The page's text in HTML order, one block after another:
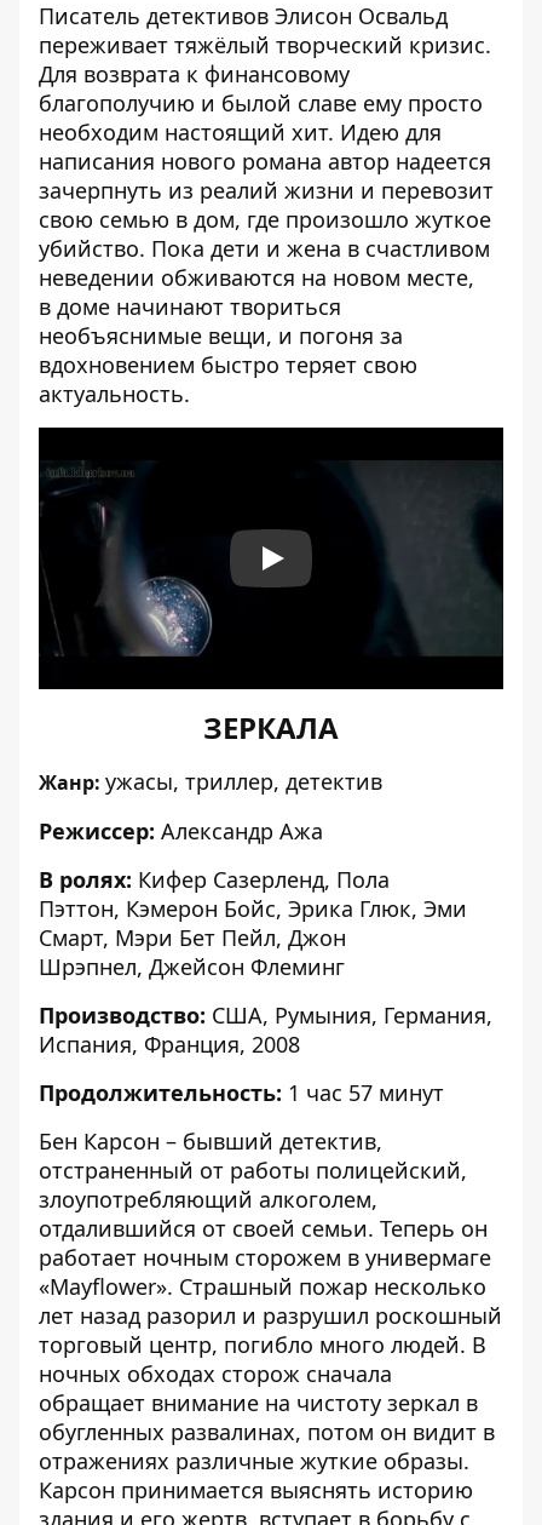
Писатель детективов Элисон Освальд
переживает тяжёлый творческий кризис.
Для возврата к финансовому
благополучию и былой славе ему просто
необходим настоящий хит. Идею для
написания нового романа автор надеется
зачерпнуть из реалий жизни и перевозит
свою семью в дом, где произошло жуткое
убийство. Пока дети и жена в счастливом
неведении обживаются на новом месте,
в доме начинают твориться
необъяснимые вещи, и погоня за
вдохновением быстро теряет свою
актуальность.
Play
ЗЕРКАЛА
Жанр: ужасы, триллер, детектив
Режиссер: Александр Ажа
В ролях: Кифер Сазерленд, Пола
Пэттон, Кэмерон Бойс, Эрика Глюк, Эми
Смарт, Мэри Бет Пейл, Джон
Шрэпнел, Джейсон Флеминг
Производство: США, Румыния, Германия,
Испания, Франция, 2008
Продолжительность: 1 час 57 минут
Бен Карсон – бывший детектив,
отстраненный от работы полицейский,
злоупотребляющий алкоголем,
отдалившийся от своей семьи. Теперь он
работает ночным сторожем в универмаге
«Mayflower». Страшный пожар несколько
лет назад разорил и разрушил роскошный
торговый центр, погибло много людей. В
ночных обходах сторож сначала
обращает внимание на чистоту зеркал в
обугленных развалинах, потом он видит в
отражениях различные жуткие образы.
Карсон принимается выяснять историю
здания и его жертв, вступает в борьбу с